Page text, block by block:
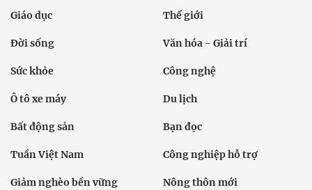
Giáo dục Thế giới
Đời sống Văn hóa - Giải trí
Sức khỏe Công nghệ
Ô tô xe máy Du lịch
Bất động sản Bạn đọc
Tuần Việt Nam Công nghiệp hỗ trợ
Giảm nghèo bền vững Nông thôn mới